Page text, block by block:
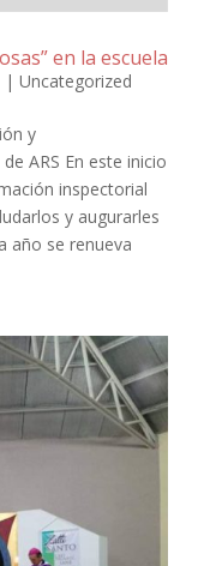
en la escuela
| Uncategorized
y
ARS En este inicio
inspectorial
y augurarles
año se renueva